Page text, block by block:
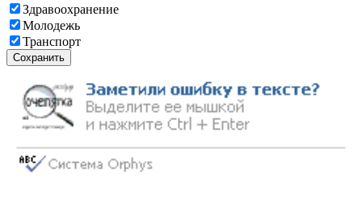
Здравоохранение
Молодежь
Транспорт
Сохранить